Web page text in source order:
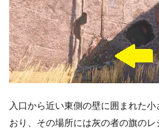
入口から近い東側の壁に囲まれた
おり、その場所には灰の者の旗のレ